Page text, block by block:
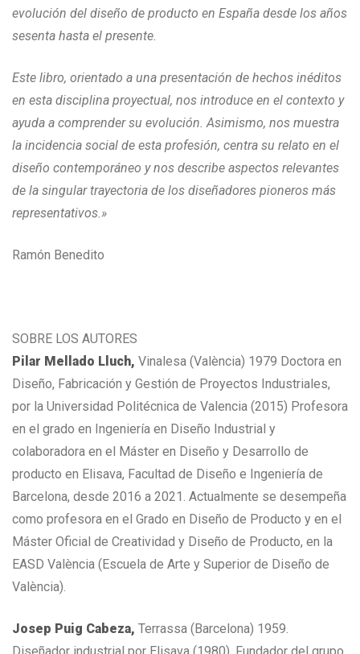
evolución del diseño de producto en España desde los años
sesenta hasta el presente.
Este libro, orientado a una presentación de hechos inéditos
en esta disciplina proyectual, nos introduce en el contexto y
ayuda a comprender su evolución. Asimismo, nos muestra
la incidencia social de esta profesión, centra su relato en el
diseño contemporáneo y nos describe aspectos relevantes
de la singular trayectoria de los diseñadores pioneros más
representativos.»
Ramón Benedito
SOBRE LOS AUTORES
Pilar Mellado Lluch, Vinalesa (València) 1979 Doctora en
Diseño, Fabricación y Gestión de Proyectos Industriales,
por la Universidad Politécnica de Valencia (2015) Profesora
en el grado en Ingeniería en Diseño Industrial y
colaboradora en el Máster en Diseño y Desarrollo de
producto en Elisava, Facultad de Diseño e Ingeniería de
Barcelona, desde 2016 a 2021. Actualmente se desempeña
como profesora en el Grado en Diseño de Producto y en el
Máster Oficial de Creatividad y Diseño de Producto, en la
EASD València (Escuela de Arte y Superior de Diseño de
València).
Josep Puig Cabeza, Terrassa (Barcelona) 1959.